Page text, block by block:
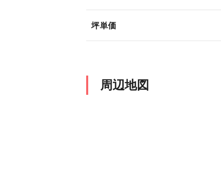
坪単価
周辺地図